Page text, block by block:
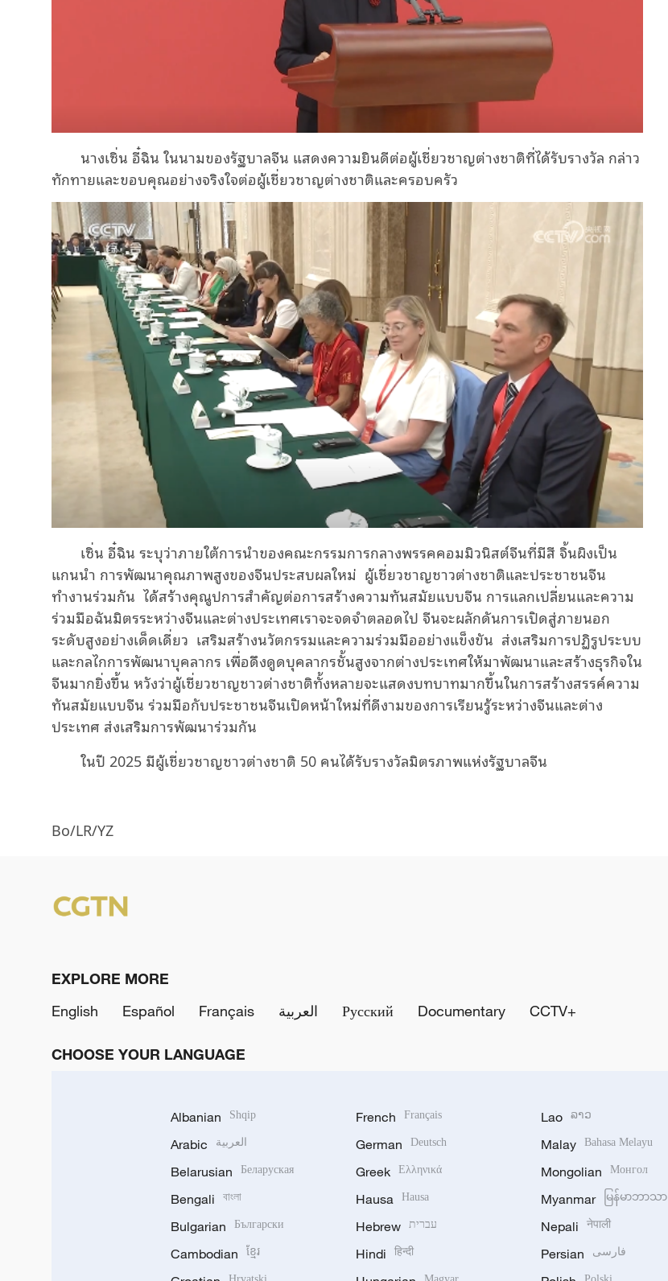
นางเซิ่น อี๋ฉิน ในนามของรัฐบาลจีน แสดงความยินดีต่อผู้เชี่ยวชาญต่างชาติที่ได้รับรางวัล กล่าว
ทักทายและขอบคุณอย่างจริงใจต่อผู้เชี่ยวชาญต่างชาติและครอบครัว
เซิ่น อี๋ฉิน ระบุว่าภายใต้การนำของคณะกรรมการกลางพรรคคอมมิวนิสต์จีนที่มีสี จิ้นผิงเป็น
แกนนำ การพัฒนาคุณภาพสูงของจีนประสบผลใหม่ ผู้เชี่ยวชาญชาวต่างชาติและประชาชนจีน
ทำงานร่วมกัน ได้สร้างคุณูปการสำคัญต่อการสร้างความทันสมัยแบบจีน การแลกเปลี่ยนและความ
ร่วมมือฉันมิตรระหว่างจีนและต่างประเทศเราจะจดจำตลอดไป จีนจะผลักดันการเปิดสู่ภายนอก
ระดับสูงอย่างเด็ดเดี่ยว เสริมสร้างนวัตกรรมและความร่วมมืออย่างแข็งขัน ส่งเสริมการปฏิรูประบบ
และกลไกการพัฒนาบุคลากร เพื่อดึงดูดบุคลากรชั้นสูงจากต่างประเทศให้มาพัฒนาและสร้างธุรกิจใน
จีนมากยิ่งขึ้น หวังว่าผู้เชี่ยวชาญชาวต่างชาติทั้งหลายจะแสดงบทบาทมากขึ้นในการสร้างสรรค์ความ
ทันสมัยแบบจีน ร่วมมือกับประชาชนจีนเปิดหน้าใหม่ที่ดีงามของการเรียนรู้ระหว่างจีนและต่าง
ประเทศ ส่งเสริมการพัฒนาร่วมกัน
ในปี 2025 มีผู้เชี่ยวชาญชาวต่างชาติ 50 คนได้รับรางวัลมิตรภาพแห่งรัฐบาลจีน
Bo/LR/YZ
EXPLORE MORE
English
Español Français العربية Русский Documentary CCTV+
CHOOSE YOUR LANGUAGE
Albanian Shqip
Arabic العربية
Belarusian Беларуская
Bengali বাংলা
Bulgarian Български
Cambodian ខ្មែរ
French Français
German Deutsch
Greek Ελληνικά
Hausa Hausa
Hebrew עברית
Hindi हिन्दी
Lao ລາວ
Malay Bahasa Melayu
Mongolian Монгол
Myanmar မြန်မာဘာသာ
Nepali नेपाली
Persian فارسی